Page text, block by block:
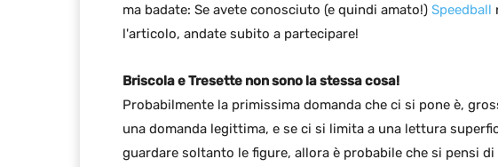
ma badate: Se avete conosciuto (e quindi amato!) Speedball
l'articolo, andate subito a partecipare!
Briscola e Tresette non sono la stessa cosa!
Probabilmente la primissima domanda che ci si pone è,
una domanda legittima, e se ci si limita a una lettura
guardare soltanto le figure, allora è probabile che si pensi